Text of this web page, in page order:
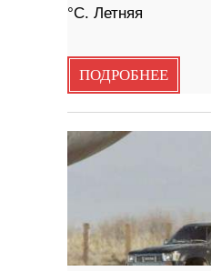
°С. Летняя
ПОДРОБНЕЕ